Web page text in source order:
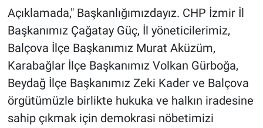
Açıklamada," Başkanlığımızdayız. CHP İzmir İl
Başkanımız Çağatay Güç, İl yöneticilerimiz,
Balçova İlçe Başkanımız Murat Aküzüm,
Karabağlar İlçe Başkanımız Volkan Gürboğa,
Beydağ İlçe Başkanımız Zeki Kader ve Balçova
örgütümüzle birlikte hukuka ve halkın iradesine
sahip çıkmak için demokrasi nöbetimizi